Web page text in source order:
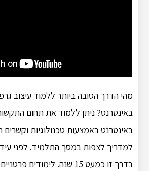
מהי הדרך הטובה ביותר ללמוד עיצוב
באינטרנט? ניתן ללמוד את תחום
באינטרנט באמצעות טכנולוגיות
למדריך לצפות במסך התלמיד. לפני
בדרך זו כמעט 15 שנה. לימודים